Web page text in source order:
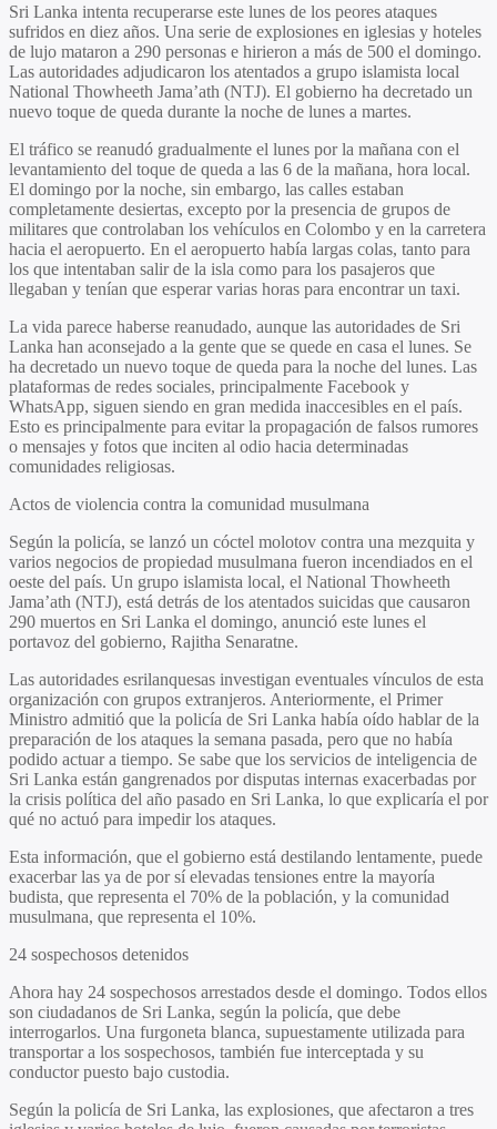
Sri Lanka intenta recuperarse este lunes de los peores ataques
sufridos en diez años. Una serie de explosiones en iglesias y hoteles
de lujo mataron a 290 personas e hirieron a más de 500 el domingo.
Las autoridades adjudicaron los atentados a grupo islamista local
National Thowheeth Jama’ath (NTJ). El gobierno ha decretado un
nuevo toque de queda durante la noche de lunes a martes.
El tráfico se reanudó gradualmente el lunes por la mañana con el
levantamiento del toque de queda a las 6 de la mañana, hora local.
El domingo por la noche, sin embargo, las calles estaban
completamente desiertas, excepto por la presencia de grupos de
militares que controlaban los vehículos en Colombo y en la carretera
hacia el aeropuerto. En el aeropuerto había largas colas, tanto para
los que intentaban salir de la isla como para los pasajeros que
llegaban y tenían que esperar varias horas para encontrar un taxi.
La vida parece haberse reanudado, aunque las autoridades de Sri
Lanka han aconsejado a la gente que se quede en casa el lunes. Se
ha decretado un nuevo toque de queda para la noche del lunes. Las
plataformas de redes sociales, principalmente Facebook y
WhatsApp, siguen siendo en gran medida inaccesibles en el país.
Esto es principalmente para evitar la propagación de falsos rumores
o mensajes y fotos que inciten al odio hacia determinadas
comunidades religiosas.
Actos de violencia contra la comunidad musulmana
Según la policía, se lanzó un cóctel molotov contra una mezquita y
varios negocios de propiedad musulmana fueron incendiados en el
oeste del país. Un grupo islamista local, el National Thowheeth
Jama’ath (NTJ), está detrás de los atentados suicidas que causaron
290 muertos en Sri Lanka el domingo, anunció este lunes el
portavoz del gobierno, Rajitha Senaratne.
Las autoridades esrilanquesas investigan eventuales vínculos de esta
organización con grupos extranjeros. Anteriormente, el Primer
Ministro admitió que la policía de Sri Lanka había oído hablar de la
preparación de los ataques la semana pasada, pero que no había
podido actuar a tiempo. Se sabe que los servicios de inteligencia de
Sri Lanka están gangrenados por disputas internas exacerbadas por
la crisis política del año pasado en Sri Lanka, lo que explicaría el por
qué no actuó para impedir los ataques.
Esta información, que el gobierno está destilando lentamente, puede
exacerbar las ya de por sí elevadas tensiones entre la mayoría
budista, que representa el 70% de la población, y la comunidad
musulmana, que representa el 10%.
24 sospechosos detenidos
Ahora hay 24 sospechosos arrestados desde el domingo. Todos ellos
son ciudadanos de Sri Lanka, según la policía, que debe
interrogarlos. Una furgoneta blanca, supuestamente utilizada para
transportar a los sospechosos, también fue interceptada y su
conductor puesto bajo custodia.
Según la policía de Sri Lanka, las explosiones, que afectaron a tres